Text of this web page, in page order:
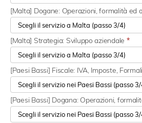
[Malta] Dogane: Operazioni, formalità ed
[Malta] Strategia: Sviluppo aziendale *
[Paesi Bassi] Fiscale: IVA, Imposte,
[Paesi Bassi] Dogana: Operazioni,